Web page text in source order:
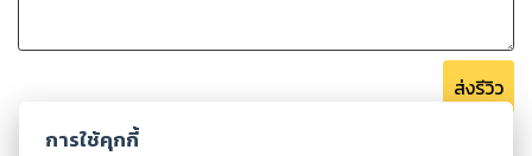
ส่งรีวิว
การใช้คุกกี้